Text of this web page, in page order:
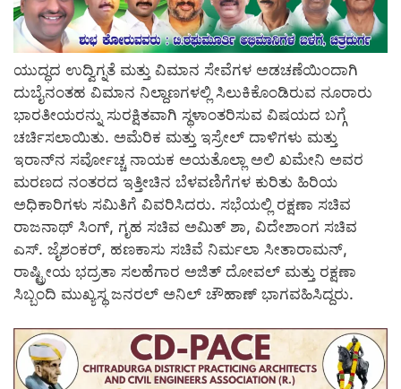
ಯುದ್ಧದ ಉದ್ವಿಗ್ನತೆ ಮತ್ತು ವಿಮಾನ ಸೇವೆಗಳ ಅಡಚಣೆಯಿಂದಾಗಿ
ದುಬೈನಂತಹ ವಿಮಾನ ನಿಲ್ದಾಣಗಳಲ್ಲಿ ಸಿಲುಕಿಕೊಂಡಿರುವ ನೂರಾರು
ಭಾರತೀಯರನ್ನು ಸುರಕ್ಷಿತವಾಗಿ ಸ್ಥಳಾಂತರಿಸುವ ವಿಷಯದ ಬಗ್ಗೆ
ಚರ್ಚಿಸಲಾಯಿತು. ಅಮೆರಿಕ ಮತ್ತು ಇಸ್ರೇಲ್ ದಾಳಿಗಳು ಮತ್ತು
ಇರಾನ್‌ನ ಸರ್ವೋಚ್ಚ ನಾಯಕ ಅಯತೊಲ್ಲಾ ಅಲಿ ಖಮೇನಿ ಅವರ
ಮರಣದ ನಂತರದ ಇತ್ತೀಚಿನ ಬೆಳವಣಿಗೆಗಳ ಕುರಿತು ಹಿರಿಯ
ಅಧಿಕಾರಿಗಳು ಸಮಿತಿಗೆ ವಿವರಿಸಿದರು. ಸಭೆಯಲ್ಲಿ ರಕ್ಷಣಾ ಸಚಿವ
ರಾಜನಾಥ್ ಸಿಂಗ್, ಗೃಹ ಸಚಿವ ಅಮಿತ್ ಶಾ, ವಿದೇಶಾಂಗ ಸಚಿವ
ಎಸ್. ಜೈಶಂಕರ್, ಹಣಕಾಸು ಸಚಿವೆ ನಿರ್ಮಲಾ ಸೀತಾರಾಮನ್,
ರಾಷ್ಟ್ರೀಯ ಭದ್ರತಾ ಸಲಹೆಗಾರ ಅಜಿತ್ ದೋವಲ್ ಮತ್ತು ರಕ್ಷಣಾ
ಸಿಬ್ಬಂದಿ ಮುಖ್ಯಸ್ಥ ಜನರಲ್ ಅನಿಲ್ ಚೌಹಾಣ್ ಭಾಗವಹಿಸಿದ್ದರು.